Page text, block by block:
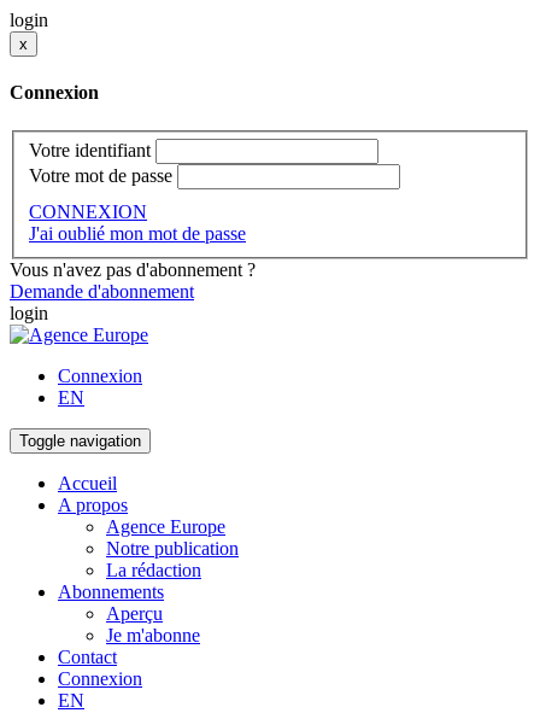
login
x
Connexion
Votre identifiant
Votre mot de passe
CONNEXION
J'ai oublié mon mot de passe
Vous n'avez pas d'abonnement ?
Demande d'abonnement
login
Connexion
EN
Toggle navigation
Accueil
A propos
Agence Europe
Notre publication
La rédaction
Abonnements
Aperçu
Je m'abonne
Contact
Connexion
EN